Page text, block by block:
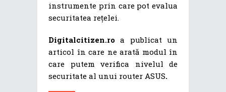
instrumente prin care pot evalua
securitatea rețelei.
Digitalcitizen.ro a publicat un
articol în care ne arată modul în
care putem verifica nivelul de
securitate al unui router ASUS.